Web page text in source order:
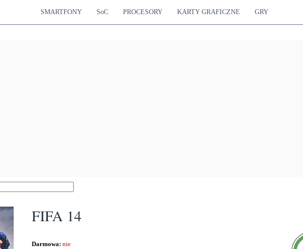
SMARTFONY SoC PROCESORY KARTY GRAFICZNE GRY
FIFA 14
Darmowa: nie